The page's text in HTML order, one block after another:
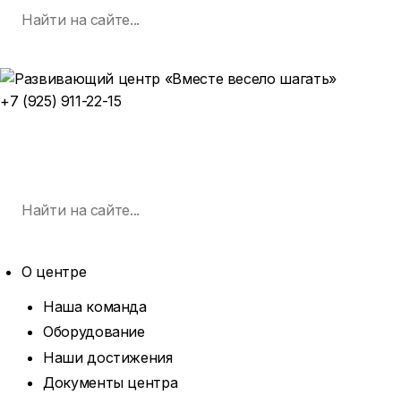
Skip
+7 (925) 911-22-15
О центре
Наша команда
Оборудование
Наши достижения
Документы центра